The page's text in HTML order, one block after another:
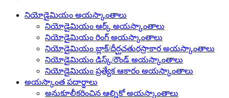
నియోడైమియం అయస్కాంతాలు
నియోడైమియం ఆర్క్ అయస్కాంతాలు
నియోడైమియం రింగ్ అయస్కాంతాలు
నియోడైమియం బ్లాక్/దీర్ఘచతురస్రాకార అయస్కాంతాలు
నియోడైమియం డిస్క్/రౌండ్ అయస్కాంతాలు
నియోడైమియం ప్రత్యేక ఆకారం అయస్కాంతాలు
అయస్కాంత పదార్థాలు
అనుకూలీకరించిన ఆల్నికో అయస్కాంతాలు